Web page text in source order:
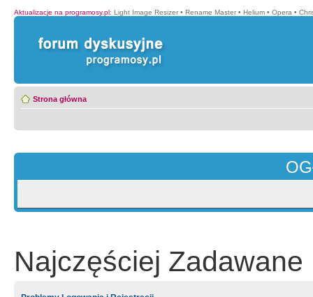
Aktualizacje na programosy.pl: Light Image Resizer • Rename Master • Helium • Opera •
Strona główna
Najczęściej Zadawane